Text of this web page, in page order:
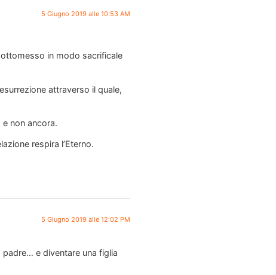
5 Giugno 2019 alle 10:53 AM
in modo sacrificale
attraverso il quale,
non ancora.
respira l’Eterno.
5 Giugno 2019 alle 12:02 PM
e diventare una figlia